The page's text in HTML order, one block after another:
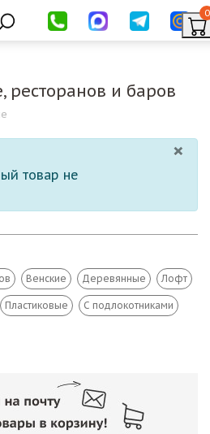
0
ресторанов и баров
×
товар не
Венские Деревянные Лофт
Пластиковые С подлокотниками